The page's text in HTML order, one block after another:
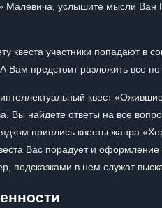
Малевича, услышите мысли Ван
квеста участники попадают в
Вам предстоит разложить все по
квест
Вы найдете ответы на все
приелись квесты жанра
Вас порадует и
подсказками в нем служат